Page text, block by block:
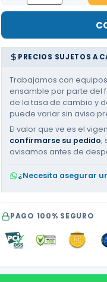
PRECIOS SUJETOS A
Trabajamos con
ensamble por parte del
de la tasa de cambio y
puede variar sin aviso
El valor que ve es el
confirmarse su pedido;
avisamos antes de
¿Necesita asegurar
PAGO 100% SEGURO